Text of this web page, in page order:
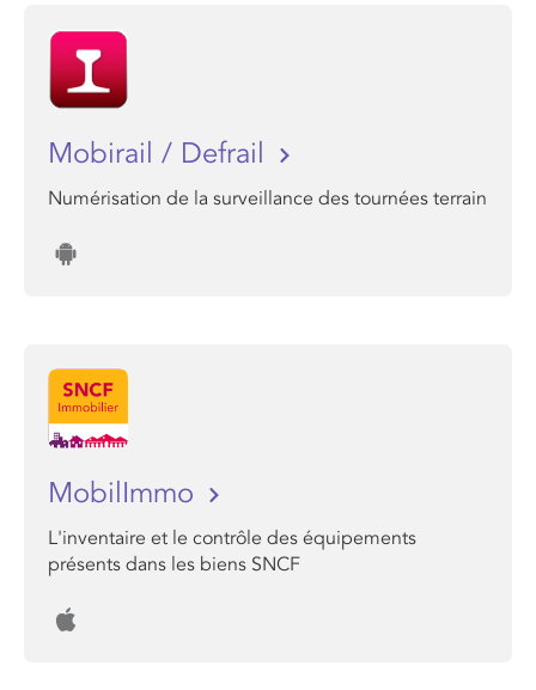
Mobirail / Defrail
Numérisation de la surveillance des tournées terrain
MobilImmo
L'inventaire et le contrôle des équipements
présents dans les biens SNCF